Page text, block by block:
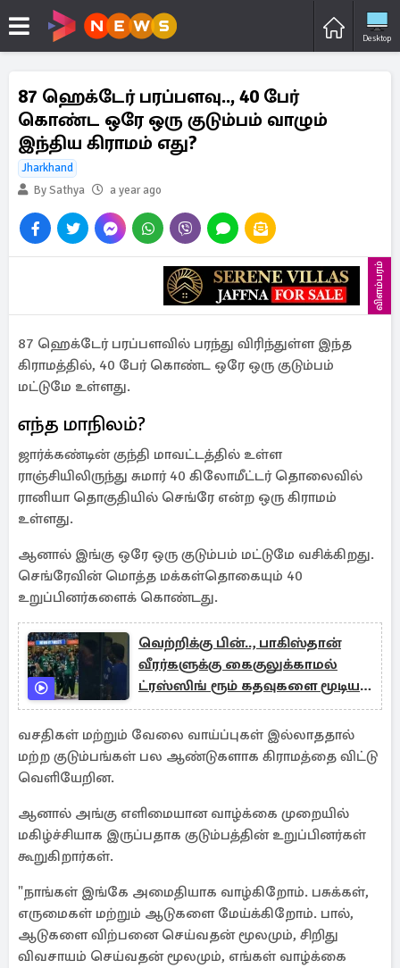
Desktop
87 ஹெக்டேர் பரப்பளவு.., 40 பேர்
கொண்ட ஒரே ஒரு குடும்பம் வாழும்
இந்திய கிராமம் எது?
Jharkhand
By Sathya
a year ago
விளம்பரம்
87 ஹெக்டேர் பரப்பளவில் பரந்து விரிந்துள்ள இந்த
கிராமத்தில், 40 பேர் கொண்ட ஒரே ஒரு குடும்பம்
மட்டுமே உள்ளது.
எந்த மாநிலம்?
ஜார்க்கண்டின் குந்தி மாவட்டத்தில் உள்ள
ராஞ்சியிலிருந்து சுமார் 40 கிலோமீட்டர் தொலைவில்
ரானியா தொகுதியில் செங்ரே என்ற ஒரு கிராமம்
உள்ளது.
ஆனால் இங்கு ஒரே ஒரு குடும்பம் மட்டுமே வசிக்கிறது.
செங்ரேவின் மொத்த மக்கள்தொகையும் 40
உறுப்பினர்களைக் கொண்டது.
வெற்றிக்கு பின்.., பாகிஸ்தான்
வீரர்களுக்கு கைகுலுக்காமல்
ட்ரஸ்ஸிங் ரூம் கதவுகளை மூடிய
இந்திய வீரர்கள்
வசதிகள் மற்றும் வேலை வாய்ப்புகள் இல்லாததால்
மற்ற குடும்பங்கள் பல ஆண்டுகளாக கிராமத்தை விட்டு
வெளியேறின.
ஆனால் அங்கு எளிமையான வாழ்க்கை முறையில்
மகிழ்ச்சியாக இருப்பதாக குடும்பத்தின் உறுப்பினர்கள்
கூறுகிறார்கள்.
"நாங்கள் இங்கே அமைதியாக வாழ்கிறோம். பசுக்கள்,
எருமைகள் மற்றும் ஆடுகளை மேய்க்கிறோம். பால்,
ஆடுகளை விற்பனை செய்வதன் மூலமும், சிறிது
விவசாயம் செய்வதன் மூலமும், எங்கள் வாழ்க்கை